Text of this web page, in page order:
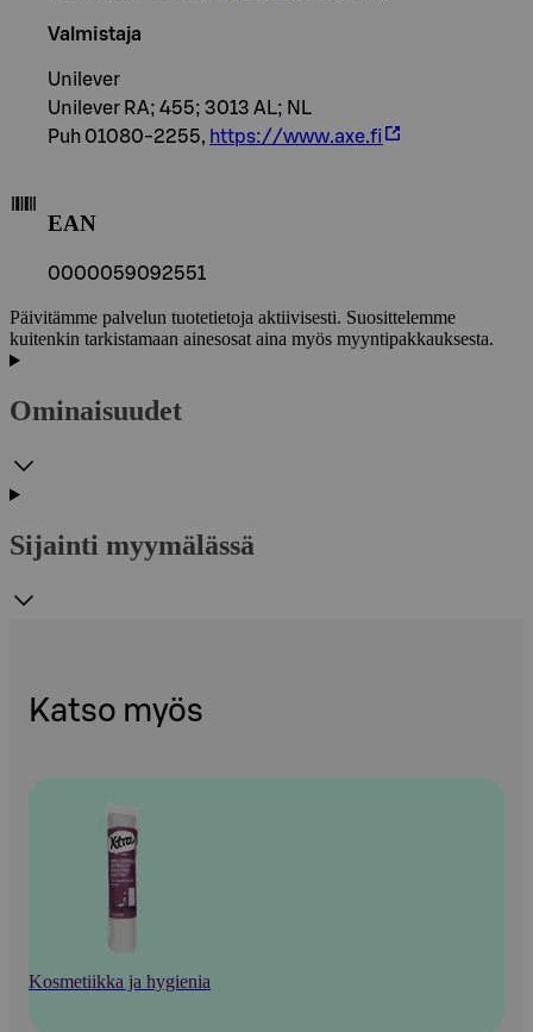
Valmistaja
Unilever
Unilever RA; 455; 3013 AL; NL
Puh 01080-2255, https://www.axe.fi
EAN
0000059092551
Päivitämme palvelun tuotetietoja aktiivisesti. Suosittelemme
kuitenkin tarkistamaan ainesosat aina myös myyntipakkauksesta.
Ominaisuudet
Sijainti myymälässä
Katso myös
Kosmetiikka ja hygienia